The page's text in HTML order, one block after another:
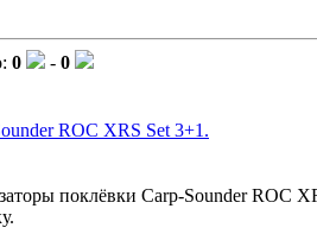
0 - 0
ROC XRS Set 3+1.
поклёвки Carp-Sounder ROC